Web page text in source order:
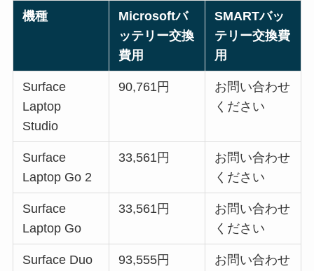
機種
Microsoftバ
ッテリー交換
費用
SMARTバッ
テリー交換費
用
Surface
Laptop
Studio
90,761円
お問い合わせ
ください
Surface
Laptop Go 2
33,561円
お問い合わせ
ください
Surface
Laptop Go
33,561円
お問い合わせ
ください
Surface Duo
93,555円
お問い合わせ